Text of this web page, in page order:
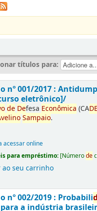
títulos para:
nº 001/2017 :
eletrônico]/
de Defesa Econômica (CA
Sampaio.
acessar online
para empréstimo: [Númerode
ao seu carrinho
nº 002/2019 : Probabili
a indústria